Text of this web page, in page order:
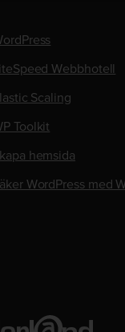
Webbhotell
Scaling
Toolkit
hemsida
WordPress med